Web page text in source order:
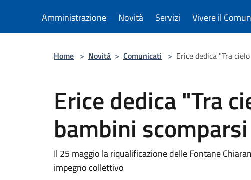
Amministrazione Novità Servizi Vivere il
Home > Novità > Comunicati > Erice dedica "Tra
Erice dedica "Tra
bambini scomparsi
Il 25 maggio la riqualificazione delle Fontane
impegno collettivo